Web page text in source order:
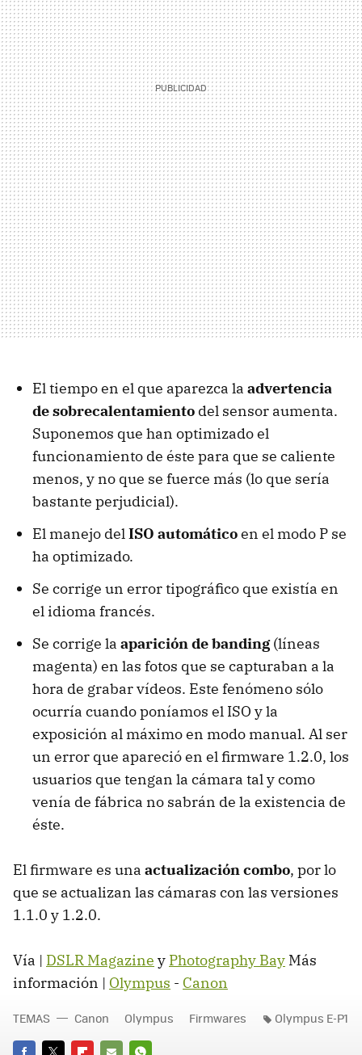
El tiempo en el que aparezca la advertencia
de sobrecalentamiento del sensor aumenta.
Suponemos que han optimizado el
funcionamiento de éste para que se caliente
menos, y no que se fuerce más (lo que sería
bastante perjudicial).
El manejo delISO automáticoen el modo P se
ha optimizado.
Se corrige un error tipográfico que existía en
el idioma francés.
Se corrige la aparición de banding(líneas
magenta) en las fotos que se capturaban a la
hora de grabar vídeos. Este fenómeno sólo
ocurría cuando poníamos el ISO y la
exposición al máximo en modo manual. Al ser
un error que apareció en el firmware 1.2.0, los
usuarios que tengan la cámara tal y como
venía de fábrica no sabrán de la existencia de
éste.
El firmware es una actualización combo, por lo
que se actualizan las cámaras con las versiones
1.1.0 y 1.2.0.
Vía | DSLR Magazine y Photography Bay Más
información | Olympus - Canon
TEMAS Canon Olympus Firmwares Olympus E-P1